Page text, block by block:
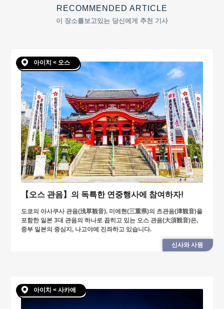
RECOMMENDED ARTICLE
이 장소를보고있는 당신에게 추천 기사
아이치 < 오스
【오스 관음】의 독특한 연중행사에 참여하자!
도쿄의 아사쿠사 관음(浅草観音), 미에현(三重県)의 츠관음(津観音)을
포함한 일본 3대 관음의 하나로 꼽히고 있는 오스 관음(大須観音)은,
중부 일본의 중심지, 나고야에 진좌하고 있습니다.
신사와 사원
아이치 < 사카에